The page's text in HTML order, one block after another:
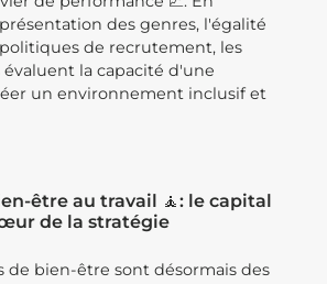
des genres, l'égalité
de recrutement, les
la capacité d'une
un environnement inclusif et
être au travail 🧘: le capital
de la stratégie
de bien-être sont désormais des